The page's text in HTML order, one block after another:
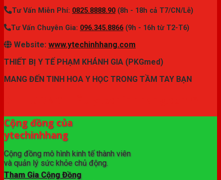
Tư Vấn Miễn Phí: 0825.8888.90 (8h - 18h cả T7/CN/Lễ)
Tư Vấn Chuyên Gia: 096.345.8866 (9h - 16h từ T2-T6)
Website: www.ytechinhhang.com
THIẾT BỊ Y TẾ PHẠM KHÁNH GIA (PKGmed)
MANG ĐẾN TINH HOA Y HỌC TRONG TẦM TAY BẠN
Cộng đồng của
ytechinhhang
Cộng đồng mô hình kinh tế thành viên
và quản lý sức khỏe chủ động.
Tham Gia Cộng Đồng